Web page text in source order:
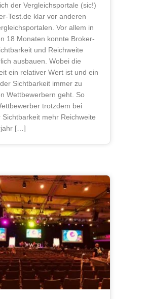
der Vergleichsportale (sic!)
Test.de klar vor anderen
Vor allem in
18 Monaten konnte Broker-
und Reichweite
ausbauen. Wobei die
ein relativer Wert ist und ein
Sichtbarkeit immer zu
Wettbewerbern geht. So
trotzdem bei
Sichtbarkeit mehr Reichweite
[…]